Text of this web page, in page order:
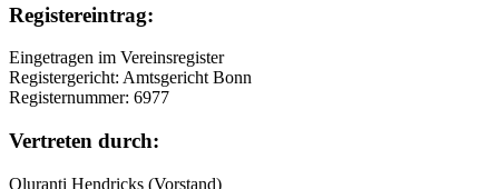
Registereintrag:
Eingetragen im Vereinsregister
Registergericht: Amtsgericht Bonn
Registernummer: 6977
Vertreten durch:
Oluranti Hendricks (Vorstand)